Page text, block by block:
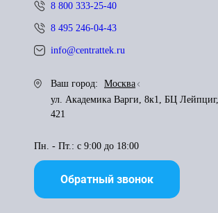
8 800 333-25-40
8 495 246-04-43
info@centrattek.ru
Ваш город:
Москва
ул. Академика Варги, 8к1, БЦ
421
Пн. - Пт.: с 9:00 до 18:00
Обратный звонок